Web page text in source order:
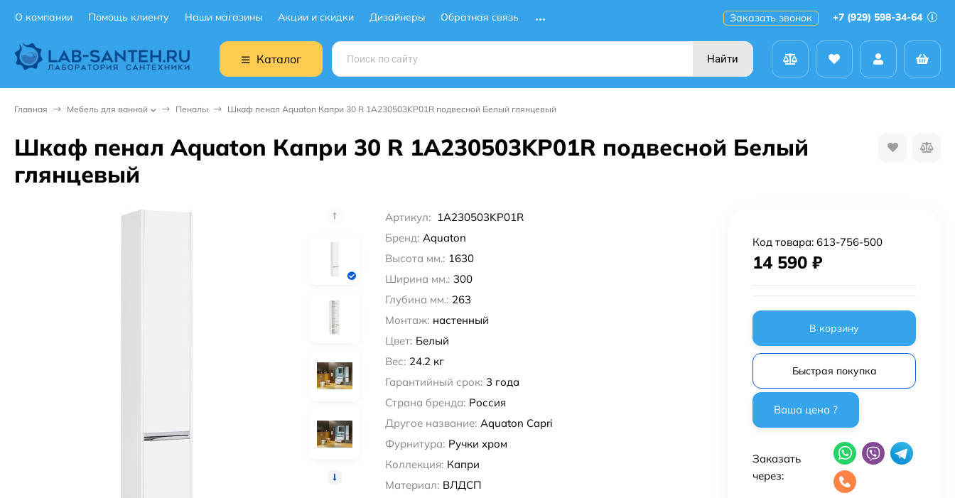
О компании Помощь клиенту Наши магазины Акции и скидки Дизайнеры Обратная связь Заказать звонок +7 (929) 598-34-64
Каталог Найти
Главная Мебель для ванной Пеналы Шкаф пенал Aquaton Капри 30 R 1A230503KP01R подвесной Белый глянцевый
Шкаф пенал Aquaton Капри 30 R 1A230503KP01R подвесной Белый
глянцевый
Артикул: 1A230503KP01R
Бренд: Aquaton
Высота мм.: 1630
Ширина мм.: 300
Глубина мм.: 263
Монтаж: настенный
Цвет: Белый
Вес: 24.2 кг
Гарантийный срок: 3 года
Страна бренда: Россия
Другое название: Aquaton Capri
Фурнитура: Ручки хром
Коллекция: Капри
Материал: ВЛДСП
Код товара: 613-756-500
14 590 ₽
В корзину
Быстрая покупка
Заказать
через: